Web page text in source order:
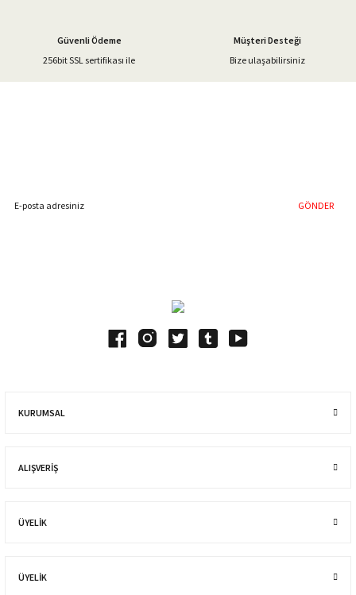
Gönder
Güvenli Ödeme
256bit SSL sertifikası ile
Müşteri Desteği
Bize ulaşabilirsiniz
GÖNDER
KURUMSAL
ALIŞVERIŞ
ÜYELİK
ÜYELİK